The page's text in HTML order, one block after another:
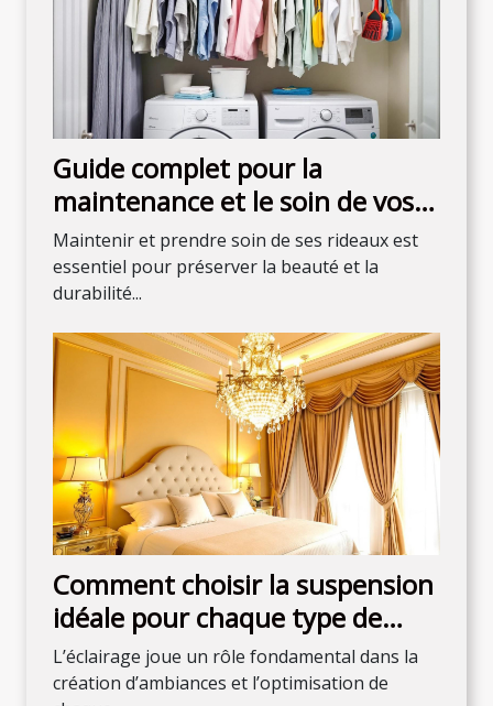
Guide complet pour la
maintenance et le soin de vos
rideaux
Maintenir et prendre soin de ses rideaux est
essentiel pour préserver la beauté et la
durabilité...
Comment choisir la suspension
idéale pour chaque type de
chambre
L’éclairage joue un rôle fondamental dans la
création d’ambiances et l’optimisation de